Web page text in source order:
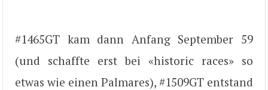
#1465GT kam dann Anfang September 59
(und schaffte erst bei «historic races» so
etwas wie einen Palmares), #1509GT entstand